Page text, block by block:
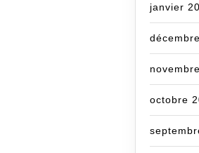
janvier
octobre